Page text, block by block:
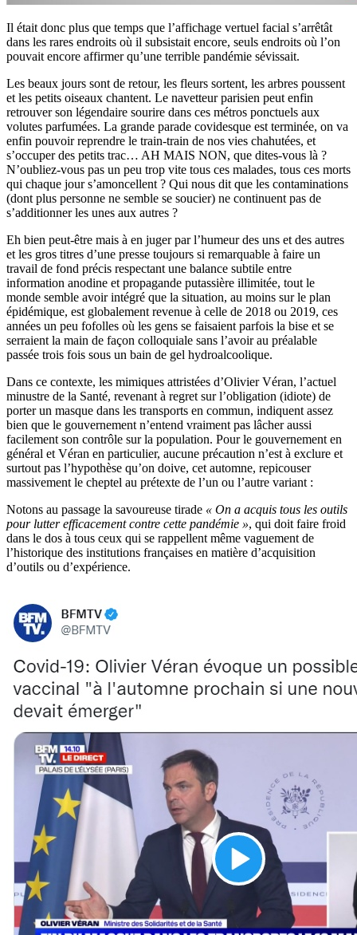
Il était donc plus que temps que l’affichage vertuel facial s’arrêtât
dans les rares endroits où il subsistait encore, seuls endroits où l’on
pouvait encore affirmer qu’une terrible pandémie sévissait.
Les beaux jours sont de retour, les fleurs sortent, les arbres poussent
et les petits oiseaux chantent. Le navetteur parisien peut enfin
retrouver son légendaire sourire dans ces métros ponctuels aux
volutes parfumées. La grande parade covidesque est terminée, on va
enfin pouvoir reprendre le train-train de nos vies chahutées, et
s’occuper des petits trac… AH MAIS NON, que dites-vous là ?
N’oubliez-vous pas un peu trop vite tous ces malades, tous ces morts
qui chaque jour s’amoncellent ? Qui nous dit que les contaminations
(dont plus personne ne semble se soucier) ne continuent pas de
s’additionner les unes aux autres ?
Eh bien peut-être mais à en juger par l’humeur des uns et des autres
et les gros titres d’une presse toujours si remarquable à faire un
travail de fond précis respectant une balance subtile entre
information anodine et propagande putassière illimitée, tout le
monde semble avoir intégré que la situation, au moins sur le plan
épidémique, est globalement revenue à celle de 2018 ou 2019, ces
années un peu fofolles où les gens se faisaient parfois la bise et se
serraient la main de façon colloquiale sans l’avoir au préalable
passée trois fois sous un bain de gel hydroalcoolique.
Dans ce contexte, les mimiques attristées d’Olivier Véran, l’actuel
minustre de la Santé, revenant à regret sur l’obligation (idiote) de
porter un masque dans les transports en commun, indiquent assez
bien que le gouvernement n’entend vraiment pas lâcher aussi
facilement son contrôle sur la population. Pour le gouvernement en
général et Véran en particulier, aucune précaution n’est à exclure et
surtout pas l’hypothèse qu’on doive, cet automne, repicouser
massivement le cheptel au prétexte de l’un ou l’autre variant :
Notons au passage la savoureuse tirade « On a acquis tous les outils
pour lutter efficacement contre cette pandémie », qui doit faire froid
dans le dos à tous ceux qui se rappellent même vaguement de
l’historique des institutions françaises en matière d’acquisition
d’outils ou d’expérience.